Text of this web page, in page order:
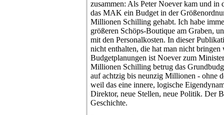
zusammen: Als Peter Noever kam und in
das MAK ein Budget in der
Millionen Schilling gehabt. Ich habe
größeren Schöps-Boutique am Graben,
mit den Personalkosten. In dieser
nicht enthalten, die hat man nicht
Budgetplanungen ist Noever zum
Millionen Schilling betrug das
auf achtzig bis neunzig Millionen - ohne
weil das eine innere, logische
Direktor, neue Stellen, neue Politik. Der
Geschichte.